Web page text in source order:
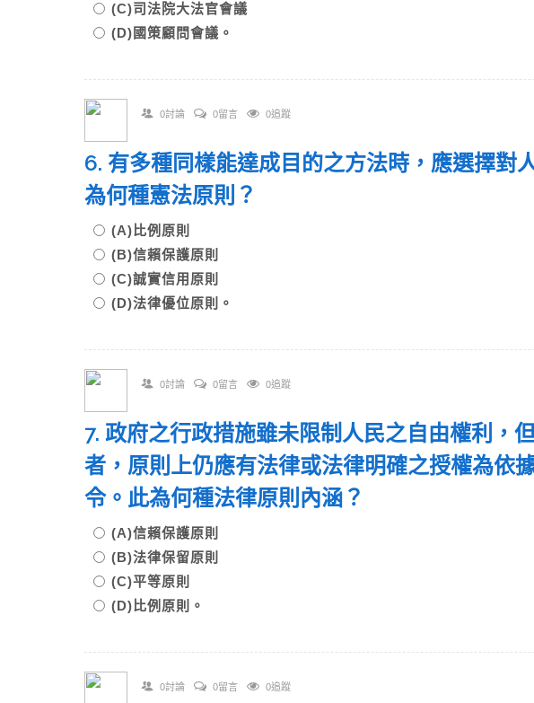
(C)司法院大法官會議
(D)國策顧問會議。
0討論 0留言 0追蹤
6. 有多種同樣能達成目的之方法時，應選擇對
為何種憲法原則？
(A)比例原則
(B)信賴保護原則
(C)誠實信用原則
(D)法律優位原則。
0討論 0留言 0追蹤
7. 政府之行政措施雖未限制人民之自由權利，
者，原則上仍應有法律或法律明確之授權為依
令。此為何種法律原則內涵？
(A)信賴保護原則
(B)法律保留原則
(C)平等原則
(D)比例原則。
0討論 0留言 0追蹤